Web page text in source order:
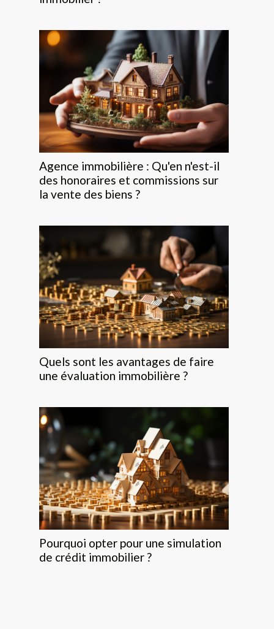
Agence immobilière : Qu'en n'est-il
des honoraires et commissions sur
la vente des biens ?
Quels sont les avantages de faire
une évaluation immobilière ?
Pourquoi opter pour une simulation
de crédit immobilier ?